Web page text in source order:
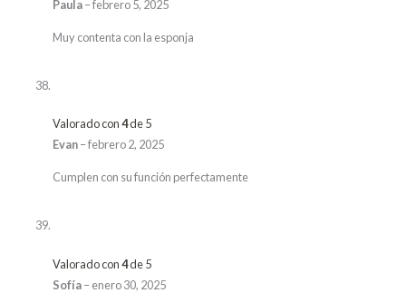
Paula– febrero 5, 2025
Muy contenta con la esponja
Valorado con4de 5
Evan– febrero 2, 2025
Cumplen con su función perfectamente
Valorado con4de 5
Sofía– enero 30, 2025